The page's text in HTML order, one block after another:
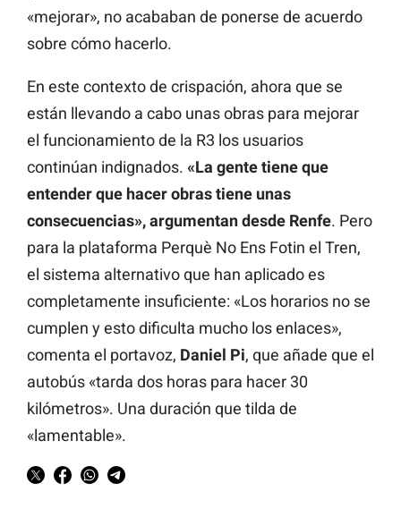
«mejorar», no acababan de ponerse de acuerdo
sobre cómo hacerlo.
En este contexto de crispación, ahora que se
están llevando a cabo unas obras para mejorar
el funcionamiento de la R3 los usuarios
continúan indignados. «La gente tiene que
entender que hacer obras tiene unas
consecuencias», argumentan desde Renfe. Pero
para la plataforma Perquè No Ens Fotin el Tren,
el sistema alternativo que han aplicado es
completamente insuficiente: «Los horarios no se
cumplen y esto dificulta mucho los enlaces»,
comenta el portavoz, Daniel Pi, que añade que el
autobús «tarda dos horas para hacer 30
kilómetros». Una duración que tilda de
«lamentable».